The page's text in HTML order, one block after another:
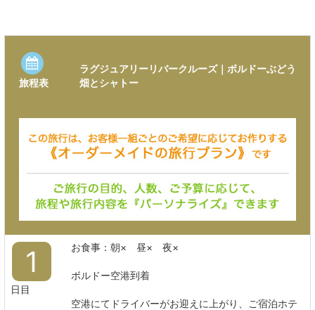
旅程表
ラグジュアリーリバークルーズ｜ボルドーぶどう
畑とシャトー
1
日目
お食事：朝× 昼× 夜×
ボルドー空港到着
空港にてドライバーがお迎えに上がり、ご宿泊ホテ